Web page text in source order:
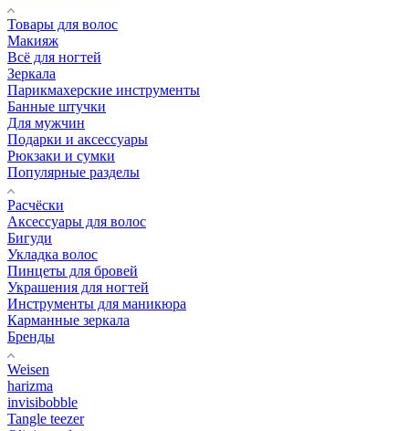
Товары для волос
Макияж
Всё для ногтей
Зеркала
Парикмахерские инструменты
Банные штучки
Для мужчин
Подарки и аксессуары
Рюкзаки и сумки
Популярные разделы
Расчёски
Аксессуары для волос
Бигуди
Укладка волос
Пинцеты для бровей
Украшения для ногтей
Инструменты для маникюра
Карманные зеркала
Бренды
Weisen
harizma
invisibobble
Tangle teezer